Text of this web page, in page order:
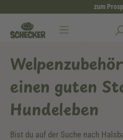
zum
Hundezubehör Welpenzubehör
einen guten
Hundeleben
Bist du auf der Suche nach